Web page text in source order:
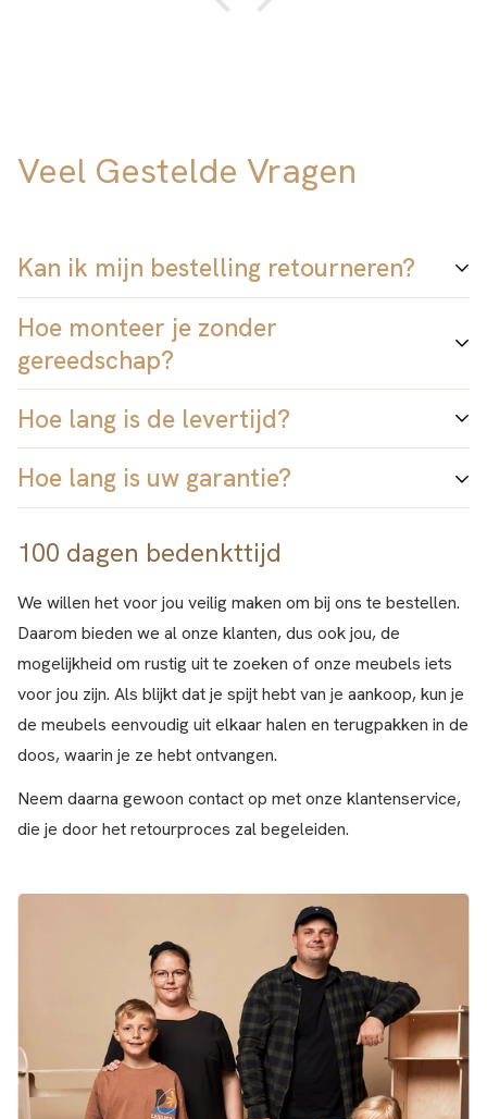
Veel Gestelde Vragen
Kan ik mijn bestelling retourneren?
Ja natuurlijk. U hoeft alleen maar contact op te nemen met
onze ondersteuning en zij zullen u begeleiden.
En we bieden 100 dagen retourgarantie
Hoe monteer je zonder
gereedschap?
We hebben een uniek kliksysteem ontwikkeld, dat al meer
dan 5 jaar is getest en wordt gebruikt in kleuterscholen,
privéwoningen en winkels.
Hoe lang is de levertijd?
Dat varieert van 2-4 dagen, in drukke periodes misschien
afhaalpunt, op uw privéadres of op een werkplek. Allemaal
Hoe lang is uw garantie?
Wij bieden 5 jaar garantie op alle bestellingen.
dat u ons product kunt bestellen, monteren en testen. En als
het u niet bevalt, accepteren wij uw retourzending binnen
100 dagen!
100 dagen bedenkttijd
We willen het voor jou veilig maken om bij ons te bestellen.
Daarom bieden we al onze klanten, dus ook jou, de
mogelijkheid om rustig uit te zoeken of onze meubels iets
voor jou zijn. Als blijkt dat je spijt hebt van je aankoop, kun je
de meubels eenvoudig uit elkaar halen en terugpakken in de
doos, waarin je ze hebt ontvangen.
Neem daarna gewoon contact op met onze klantenservice,
die je door het retourproces zal begeleiden.